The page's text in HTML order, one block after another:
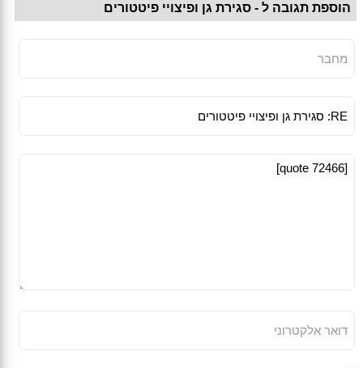
הוספת תגובה ל - סגירת גן ופיצויי פיטטורים